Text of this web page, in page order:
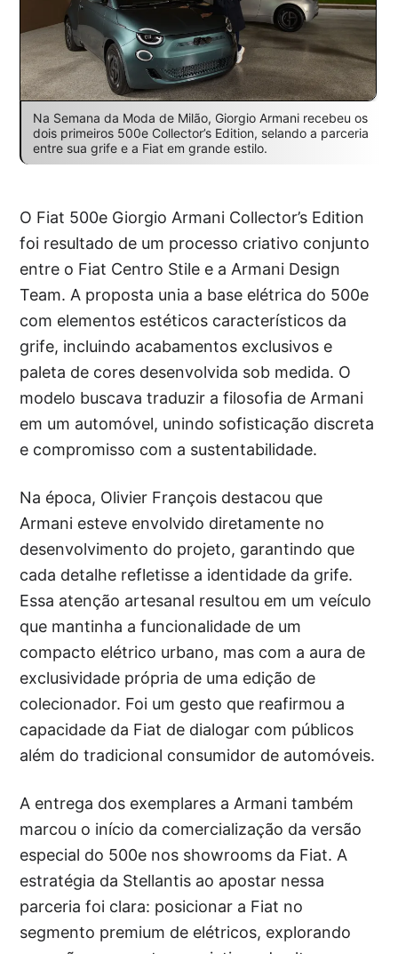
Na Semana da Moda de Milão, Giorgio Armani recebeu os
dois primeiros 500e Collector’s Edition, selando a parceria
entre sua grife e a Fiat em grande estilo.
O Fiat 500e Giorgio Armani Collector’s Edition
foi resultado de um processo criativo conjunto
entre o Fiat Centro Stile e a Armani Design
Team. A proposta unia a base elétrica do 500e
com elementos estéticos característicos da
grife, incluindo acabamentos exclusivos e
paleta de cores desenvolvida sob medida. O
modelo buscava traduzir a filosofia de Armani
em um automóvel, unindo sofisticação discreta
e compromisso com a sustentabilidade.
Na época, Olivier François destacou que
Armani esteve envolvido diretamente no
desenvolvimento do projeto, garantindo que
cada detalhe refletisse a identidade da grife.
Essa atenção artesanal resultou em um veículo
que mantinha a funcionalidade de um
compacto elétrico urbano, mas com a aura de
exclusividade própria de uma edição de
colecionador. Foi um gesto que reafirmou a
capacidade da Fiat de dialogar com públicos
além do tradicional consumidor de automóveis.
A entrega dos exemplares a Armani também
marcou o início da comercialização da versão
especial do 500e nos showrooms da Fiat. A
estratégia da Stellantis ao apostar nessa
parceria foi clara: posicionar a Fiat no
segmento premium de elétricos, explorando